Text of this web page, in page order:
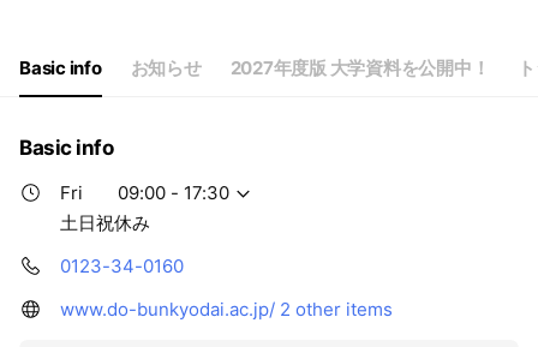
Closed
土日祝休み
Basic info お知らせ 2027年度版 大学資料を公開中！
Basic info
Fri
09:00 - 17:30
土日祝休み
0123-34-0160
www.do-bunkyodai.ac.jp/ 2 other items